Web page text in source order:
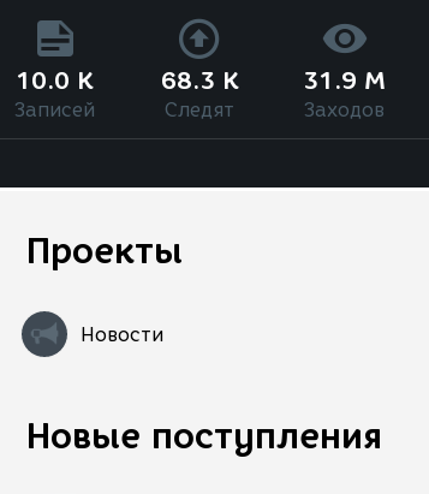
10.0 K
Записей
68.3 K
Следят
31.9 M
Заходов
Проекты
Новости
Новые поступления